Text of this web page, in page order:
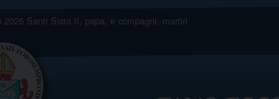
2026 Santi Sisto II, papa, e compagni, martiri